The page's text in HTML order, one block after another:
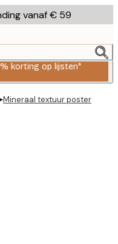
vanaf € 59
korting op lijsten*
Mineraal textuur poster